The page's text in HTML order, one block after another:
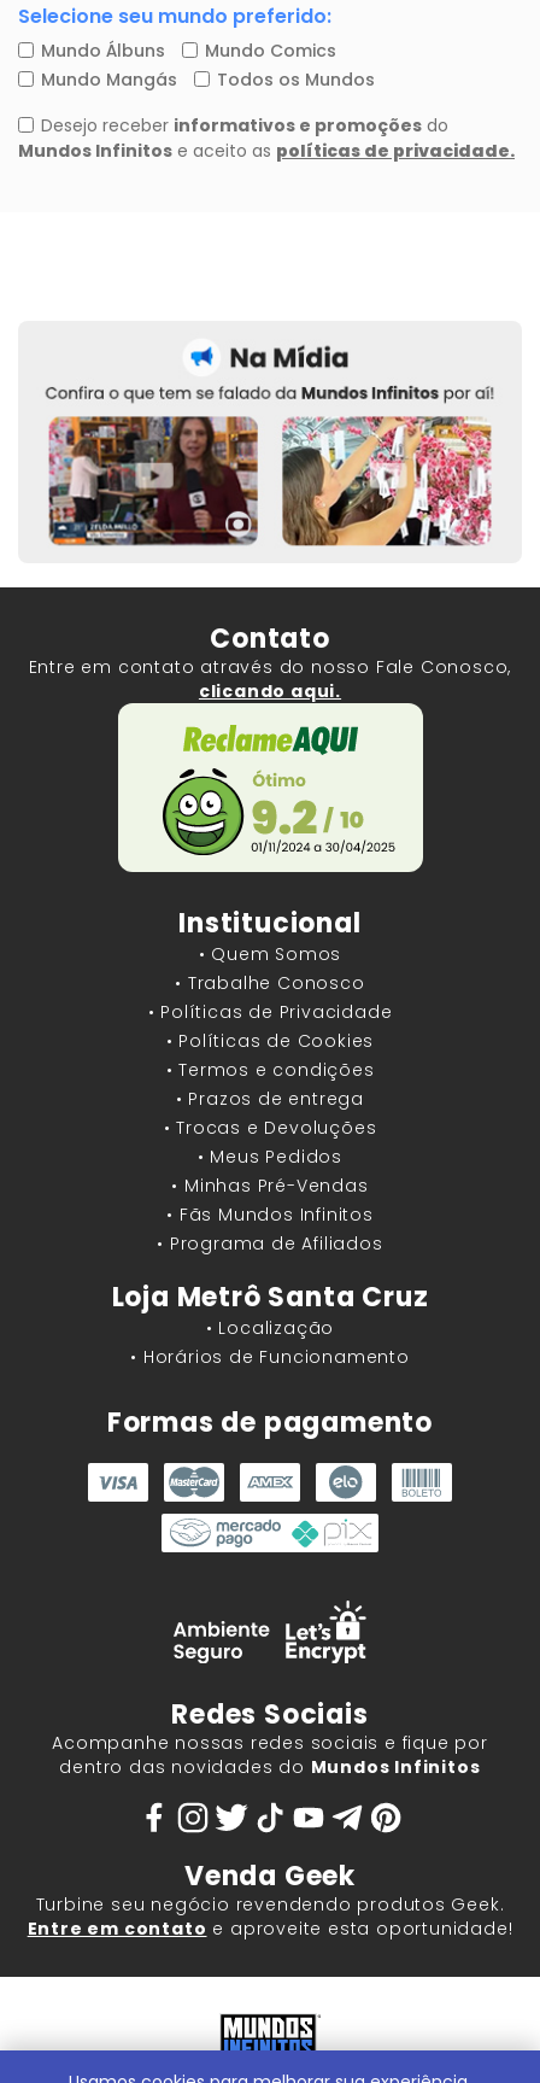
Contato
Entre em contato através do nosso Fale Conosco,
clicando aqui.
Institucional
• Quem Somos
• Trabalhe Conosco
• Políticas de Privacidade
• Políticas de Cookies
• Termos e condições
• Prazos de entrega
• Trocas e Devoluções
• Meus Pedidos
• Minhas Pré-Vendas
• Fãs Mundos Infinitos
• Programa de Afiliados
Loja Metrô Santa Cruz
• Localização
• Horários de Funcionamento
Formas de pagamento
Redes Sociais
Acompanhe nossas redes sociais e fique por
dentro das novidades do Mundos Infinitos
Venda Geek
Turbine seu negócio revendendo produtos Geek.
Entre em contato e aproveite esta oportunidade!